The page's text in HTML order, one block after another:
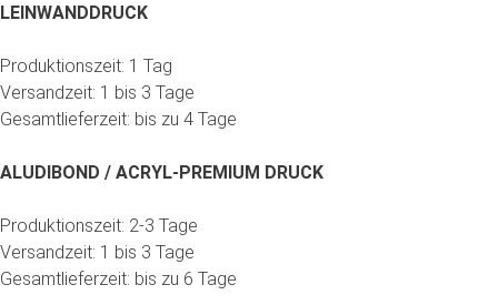
LEINWANDDRUCK
Produktionszeit: 1 Tag
Versandzeit: 1 bis 3 Tage
Gesamtlieferzeit: bis zu 4 Tage
ALUDIBOND / ACRYL-PREMIUM DRUCK
Produktionszeit: 2-3 Tage
Versandzeit: 1 bis 3 Tage
Gesamtlieferzeit: bis zu 6 Tage